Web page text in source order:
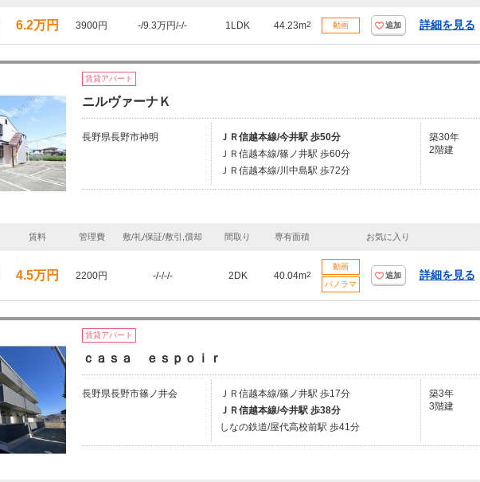
6.2万円 3900円 -/9.3万円/-/- 1LDK 44.23m2 動画 追加 詳細を見る
賃貸アパート
ニルヴァーナＫ
長野県長野市神明
ＪＲ信越本線/今井駅 歩50分
ＪＲ信越本線/篠ノ井駅 歩60分
ＪＲ信越本線/川中島駅 歩72分
築30年
2階建
賃料 管理費 敷/礼/保証/敷引,償却 間取り 専有面積 お気に入り
4.5万円 2200円 -/-/-/- 2DK 40.04m2
動画
パノラマ
追加 詳細を見る
賃貸アパート
ｃａｓａ ｅｓｐｏｉｒ
長野県長野市篠ノ井会
ＪＲ信越本線/篠ノ井駅 歩17分
ＪＲ信越本線/今井駅 歩38分
しなの鉄道/屋代高校前駅 歩41分
築3年
3階建